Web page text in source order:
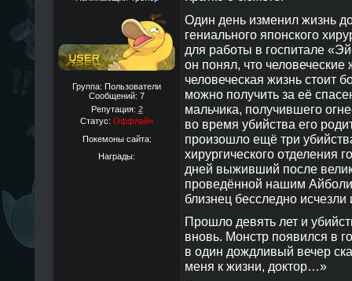
Группа: Пользователи
Сообщений: 7
Репутация: 2
Статус: Оффлайн
Покемоны сайта:
Награды:
Один день изменил жизнь
гениального японского
для работы в госпитале
он понял, что
человеческая жизнь стоит
можно получить за её
мальчика, получившего
во время убийства его
произошло ещё три
хирургического отделения
дней выживший после
проведённой нашим
близнец бесследно
Прошло девять лет и
вновь. Монстр появился в
в один дождливый вечер
меня к жизни, доктор…»